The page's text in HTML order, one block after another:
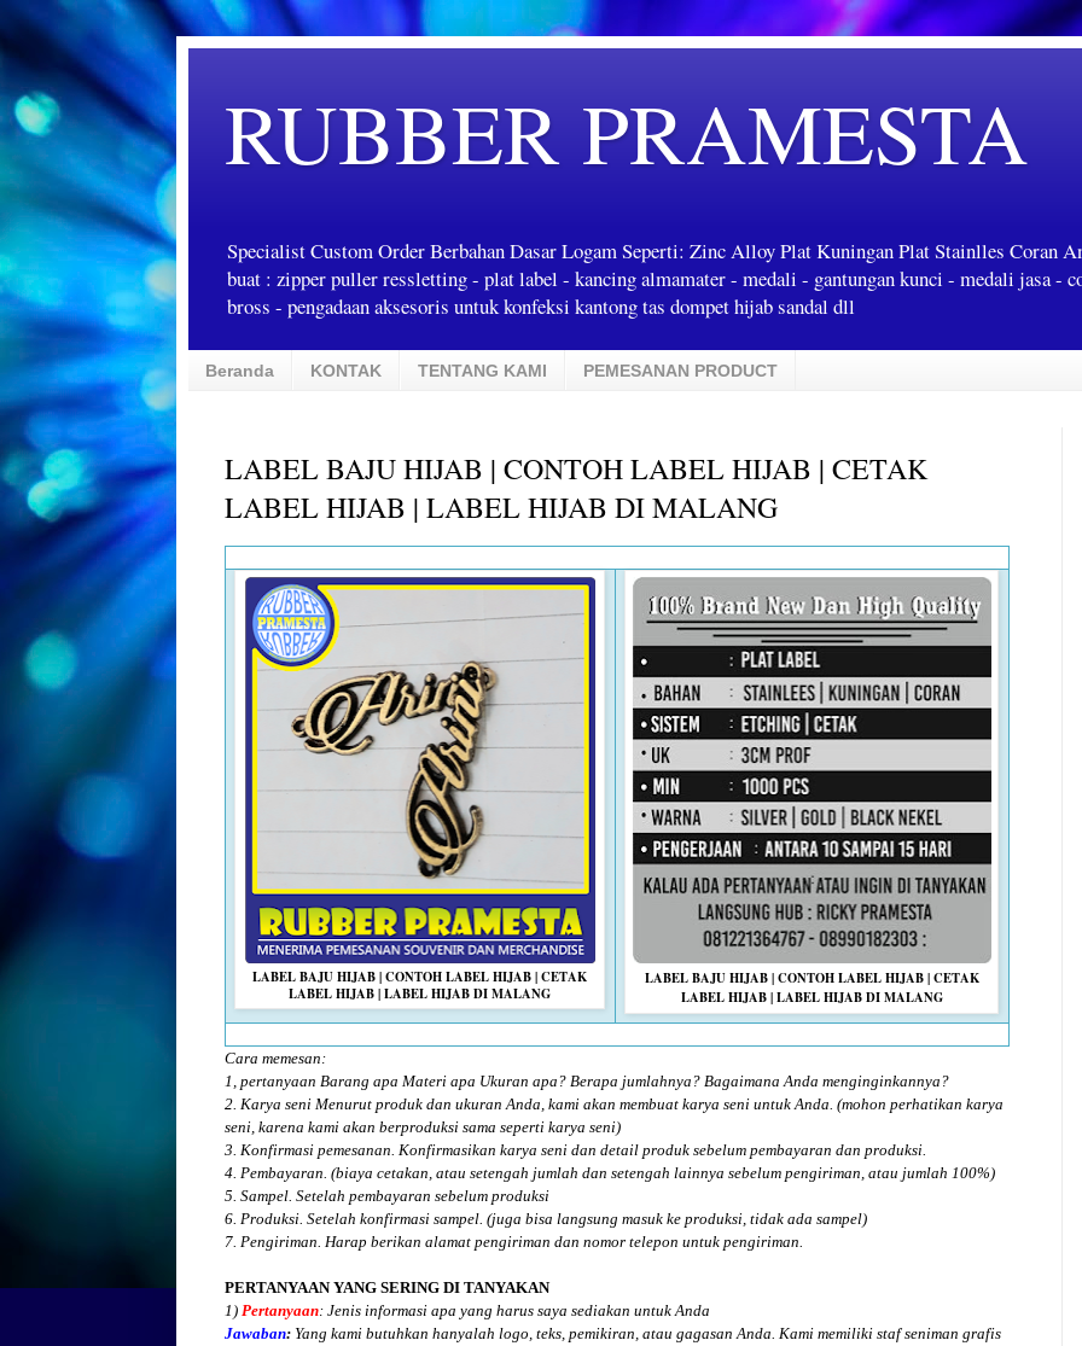
RUBBER PRAMESTA
Specialist Custom Order Berbahan Dasar Logam Seperti: Zinc Alloy Plat Kuningan Plat Stainlles Coran
buat : zipper puller ressletting - plat label - kancing almamater - medali - gantungan kunci - medali jasa -
bross - pengadaan aksesoris untuk konfeksi kantong tas dompet hijab sandal dll
Beranda KONTAK TENTANG KAMI PEMESANAN PRODUCT
LABEL BAJU HIJAB | CONTOH LABEL HIJAB | CETAK
LABEL HIJAB | LABEL HIJAB DI MALANG
LABEL BAJU HIJAB | CONTOH LABEL HIJAB | CETAK
LABEL HIJAB | LABEL HIJAB DI MALANG
LABEL BAJU HIJAB | CONTOH LABEL HIJAB | CETAK
LABEL HIJAB | LABEL HIJAB DI MALANG
Cara memesan:
1, pertanyaan Barang apa Materi apa Ukuran apa? Berapa jumlahnya? Bagaimana Anda menginginkannya?
2. Karya seni Menurut produk dan ukuran Anda, kami akan membuat karya seni untuk Anda. (mohon perhatikan karya
seni, karena kami akan berproduksi sama seperti karya seni)
3. Konfirmasi pemesanan. Konfirmasikan karya seni dan detail produk sebelum pembayaran dan produksi.
4. Pembayaran. (biaya cetakan, atau setengah jumlah dan setengah lainnya sebelum pengiriman, atau jumlah 100%)
5. Sampel. Setelah pembayaran sebelum produksi
6. Produksi. Setelah konfirmasi sampel. (juga bisa langsung masuk ke produksi, tidak ada sampel)
7. Pengiriman. Harap berikan alamat pengiriman dan nomor telepon untuk pengiriman.
PERTANYAAN YANG SERING DI TANYAKAN
1) Pertanyaan: Jenis informasi apa yang harus saya sediakan untuk Anda
Jawaban:Yang kami butuhkan hanyalah logo, teks, pemikiran, atau gagasan Anda. Kami memiliki staf seniman grafis